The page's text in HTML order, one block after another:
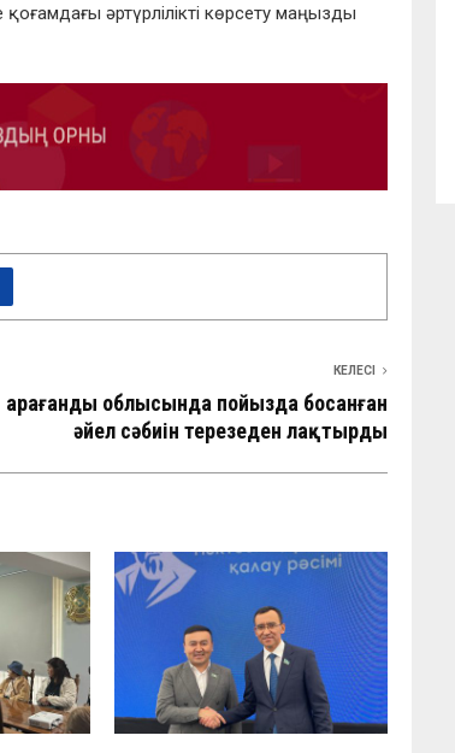
әртүрлілікті көрсету маңызды
КЕЛЕСІ
Қарағанды облысында пойызда босанған
әйел сәбиін терезеден лақтырды